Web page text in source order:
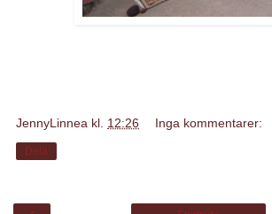
JennyLinnea kl. 12:26 Inga kommentarer:
Dela